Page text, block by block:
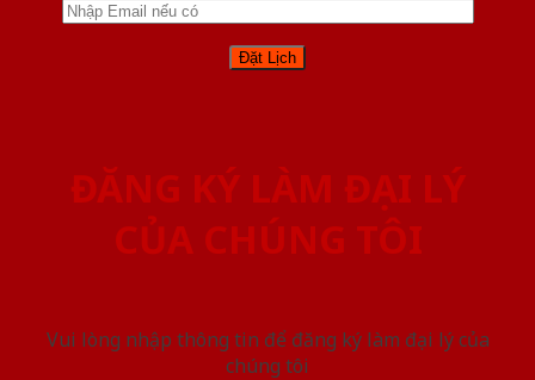
ĐĂNG KÝ LÀM ĐẠI LÝ
CỦA CHÚNG TÔI
Vui lòng nhập thông tin để đăng ký làm đại lý của
chúng tôi